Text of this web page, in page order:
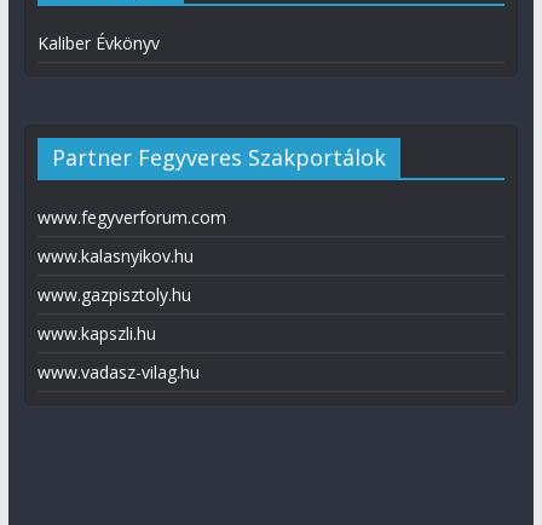
Kaliber Évkönyv
Partner Fegyveres Szakportálok
www.fegyverforum.com
www.kalasnyikov.hu
www.gazpisztoly.hu
www.kapszli.hu
www.vadasz-vilag.hu